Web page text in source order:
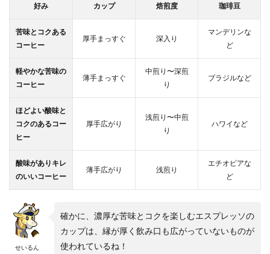
好み カップ 焙煎度 珈琲豆
苦味とコクある
コーヒー
厚手まっすぐ 深入り
マンデリンな
ど
軽やかな苦味の
コーヒー
薄手まっすぐ
中煎り〜深煎
り
ブラジルなど
ほどよい酸味と
コクのあるコー
ヒー
厚手広がり
浅煎り〜中煎
り
ハワイなど
酸味がありキレ
のいいコーヒー
薄手広がり 浅煎り
エチオピアな
ど
せいるん
確かに、濃厚な苦味とコクを楽しむエスプレッソの
カップは、縁が厚く飲み口も広がっていないものが
使われているね！